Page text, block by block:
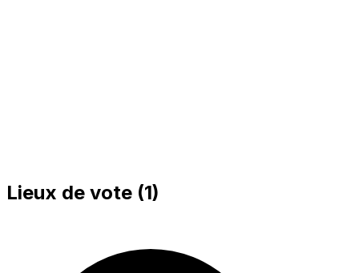
Lieux de vote (1)